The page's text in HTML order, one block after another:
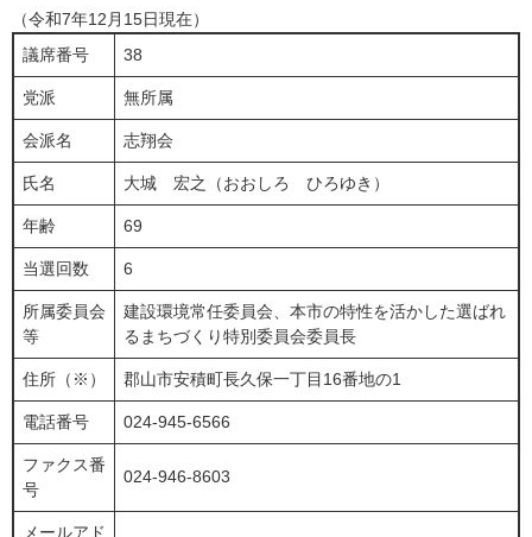
（令和7年12月15日現在）
議席番号
38
党派 無所属
会派名 志翔会
氏名 大城 宏之（おおしろ ひろゆき）
年齢 69
当選回数 6
所属委員会
等
建設環境常任委員会、本市の特性を活かした選ばれ
るまちづくり特別委員会委員長
住所（※） 郡山市安積町長久保一丁目16番地の1
電話番号 024-945-6566
ファクス番
号
024-946-8603
メールアド